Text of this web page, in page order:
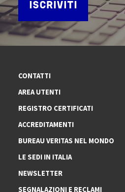
ISCRIVITI
CONTATTI
AREA UTENTI
REGISTRO CERTIFICATI
ACCREDITAMENTI
BUREAU VERITAS NEL MONDO
LE SEDI IN ITALIA
NEWSLETTER
SEGNALAZIONI E RECLAMI